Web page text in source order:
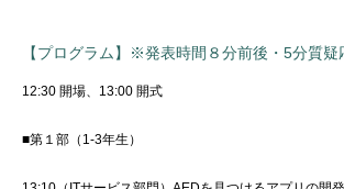
【プログラム】※発表時間８分前後・5分質疑
12:30 開場、13:00 開式
■第１部（1-3年生）